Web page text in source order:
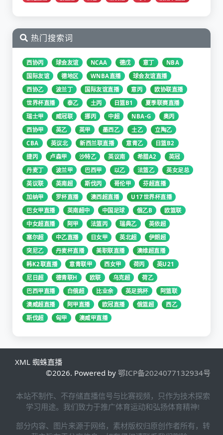
热门搜索词
西协丙 球会友谊 NCAA 德戊 意丁
NBA
国际友谊
德地区 WNBA直播
球会友谊直播
西协乙
波兰丁 国际友谊直播 意丙
欧协联直播
世界杯直播
泰乙 土丙 日篮B1
夏季联赛直播
瑞士甲
威冠联 挪丙 中超 NBA-G
奥丙
西协甲
英乙 英甲 墨西乙 土乙
立陶乙
CBA
英议北 新西兰联直播 意青乙
日篮B2
捷丙
卢森甲 沙特乙 英议南 希腊A2
英冠
丹麦丁
波兰甲 巴西甲 以乙 法篮乙
英女足总
英议联
英南超 斯伐丙 哥伦甲
芬超直播
加纳甲
罗杯直播 澳西超直播
U17世界杯直播
巴女甲直播
英南超中 中国足球 俄乙B
欧篮联
中女超直播
阿甲 法篮丙 瑞典乙
英依超
塞尔超
中乙直播 日女甲 英北超
伊朗超
突尼乙
丹麦杯直播 美职联直播
澳维超直播
韩K2联直播
意青联甲 西女甲 荷丙
英U21
尼日超
德青联H 欧联 乌克超
荷乙
巴西甲直播
白俄超 比业余 英足挑杯
阿篮联
澳威超直播
阿甲直播 欧冠直播 俄篮超
西乙
斯伐超
匈甲 澳威甲直播
XML 蜘蛛直播
©2026. Powered by 鄂ICP备2024077132934号
本站不制作、不存储直播信号与比赛视频，只作为技术探索
学习用途。我们致力于推广体育运动和弘扬体育精神!
部分内容、图片来源于网络，素材版权归原创作者所有，转